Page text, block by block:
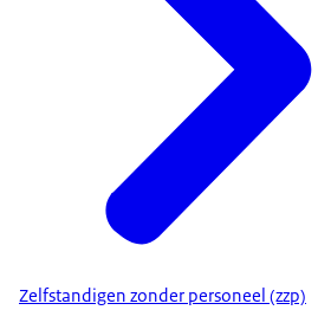
Zelfstandigen zonder personeel (zzp)